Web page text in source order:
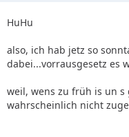
HuHu
also, ich hab jetz so
dabei...vorrausgesetz es
weil, wens zu früh is un
wahrscheinlich nicht